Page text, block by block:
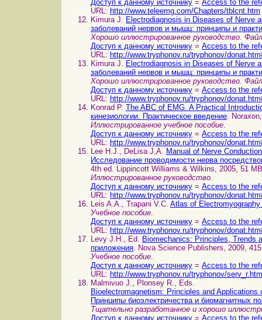
Доступ к данному источнику = Access to the
URL: http://www.teleemg.com/Chapters/tblcnt.htm
Kimura J.
Electrodiagnosis in Diseases of Nerve
заболеваний нервов и мышц: принципы и
Хорошо иллюстрированное руководство.
Доступ к данному источнику = Access to the
URL: http://www.tryphonov.ru/tryphonov/
Kimura J.
Electrodiagnosis in Diseases of Nerve
заболеваний нервов и мышц: принципы и
Хорошо иллюстрированное руководство.
Доступ к данному источнику = Access to the
URL: http://www.tryphonov.ru/tryphonov/
Konrad P. The ABC of EMG. A Practical
кинезиологии. Практическое введение .
Иллюстрированное учебное пособие
Доступ к данному источнику = Access to the
URL: http://www.tryphonov.ru/tryphonov/
Lee H.J., DeLisa J,A.
Manual of Nerve
Исследование проводимости нерва
4th ed. Lippincott Williams & Wilkins, 2005, 51
Иллюстрированное руководство
Доступ к данному источнику = Access to the
URL: http://www.tryphonov.ru/tryphonov/
Leis A.A., Trapani V.C. Atlas of
Учебное пособие
Доступ к данному источнику = Access to the
URL: http://www.tryphonov.ru/tryphonov/
Levy J.H., Ed.
Biomechanics: Principles, Trends
приложения . Nova Science Publishers, 2009,
Учебное пособие
Доступ к данному источнику = Access to the
URL: http://www.tryphonov.ru/tryphonov/
Malmivuo J., Plonsey R., Eds.
Bioelectromagnetism: Principles and
Принципы биоэлектричества и биомагнитных
Тщательно разработанное и хорошо
Доступ к данному источнику = Access to the